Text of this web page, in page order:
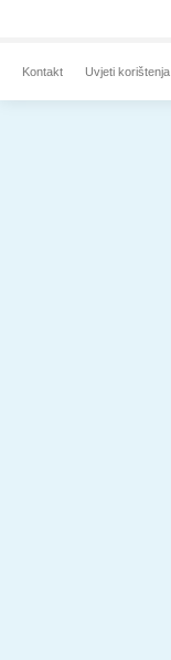
Kontakt Uvjeti korištenja